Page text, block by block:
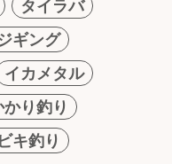
タイラバ
ギング
イカメタル
かり釣り
キ釣り